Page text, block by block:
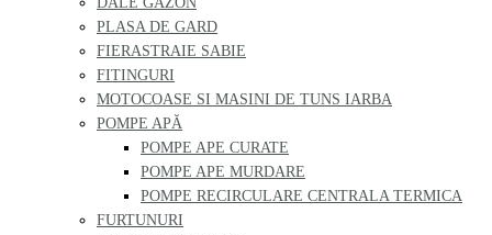
PLASA DE GARD
FIERASTRAIE SABIE
FITINGURI
MOTOCOASE SI MASINI DE TUNS IARBA
POMPE APĂ
POMPE APE CURATE
POMPE APE MURDARE
POMPE RECIRCULARE CENTRALA TERMICA
FURTUNURI